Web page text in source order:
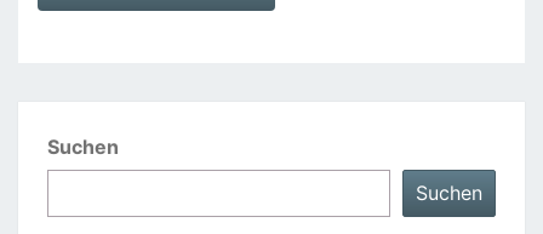
Suchen
Suchen